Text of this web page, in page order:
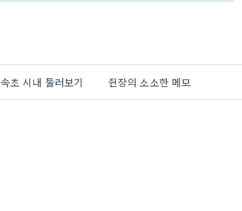
속초 시내 둘러보기 쥔장의 소소한 메모